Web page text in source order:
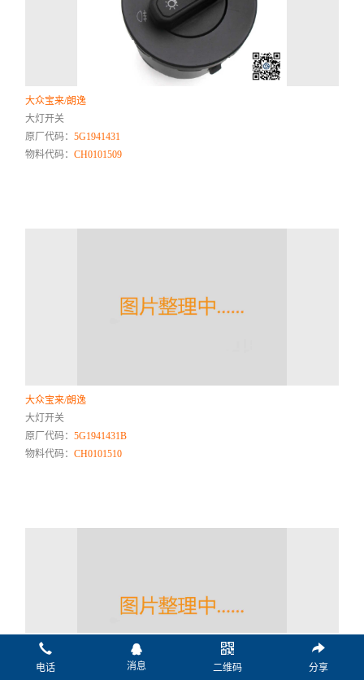
大众宝来/朗逸
大灯开关
原厂代码：5G1941431
物料代码：CH0101509
大众宝来/朗逸
大灯开关
原厂代码：5G1941431B
物料代码：CH0101510
电话 消息 二维码 分享